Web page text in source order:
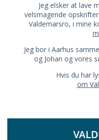
Jeg elsker at lave
velsmagende
Valdemarsro, i mine
Jeg bor i Aarhus
og Johan og vores
Hvis du har
om